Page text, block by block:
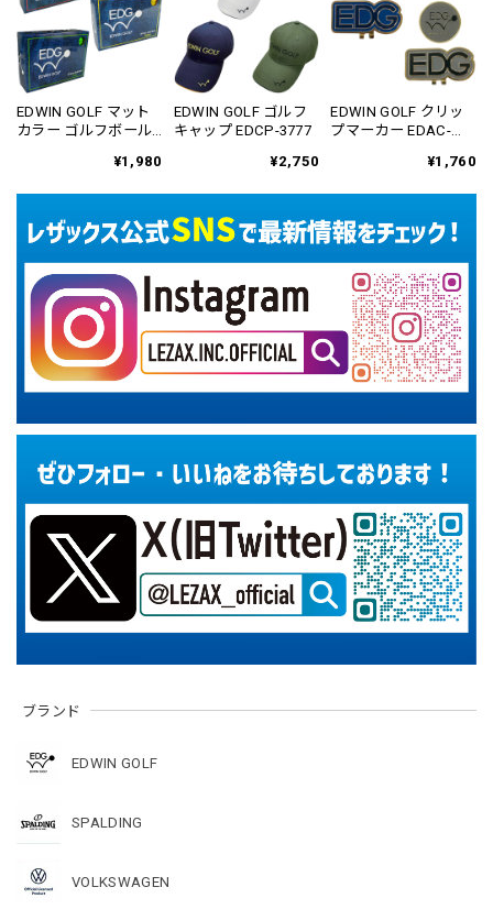
ブランド
EDWIN GOLF
SPALDING
VOLKSWAGEN
EDWIN GOLF マット
カラー ゴルフボール
¥1,980
EDWIN GOLF ゴルフ
キャップ EDCP-3777
¥2,750
EDWIN GOLF クリッ
プマーカー EDAC-
¥1,760